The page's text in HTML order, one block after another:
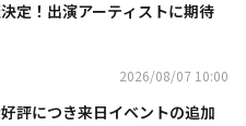
定！出演アーティストに期待
2026/08/07 10:00
評につき来日イベントの追加